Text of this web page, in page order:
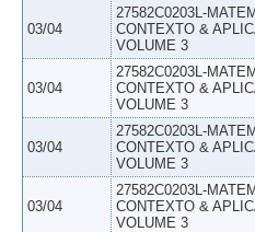
03/04
27582C0203L-
CONTEXTO &
VOLUME 3
03/04
27582C0203L-
CONTEXTO &
VOLUME 3
03/04
27582C0203L-
CONTEXTO &
VOLUME 3
03/04
27582C0203L-
CONTEXTO &
VOLUME 3